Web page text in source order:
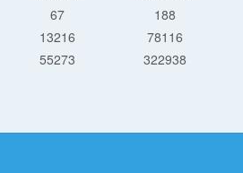
67
188
13216
78116
55273 322938